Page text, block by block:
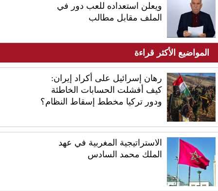
ويعلن استعداده للعب دور في
الملف مقابل مطالب
المواضيع الأكثر قراءة
رهان إسرائيل على أكراد إيران:
كيف أفشلت الحسابات الخاطئة
ودور تركيا مخطط إسقاط النظام؟
الاستراتيجية المغربية في عهد
الملك محمد السادس